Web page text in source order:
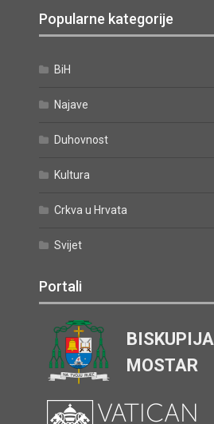
Popularne kategorije
BiH
Najave
Duhovnost
Kultura
Crkva u Hrvata
Svijet
Portali
BISKUPIJA
MOSTAR